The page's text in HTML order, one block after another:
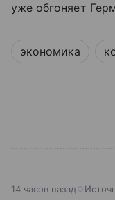
уже обгоняет
экономика
14 часов назад